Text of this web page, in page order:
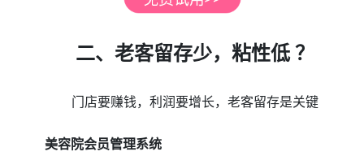
二、老客留存少，粘性低 ？
门店要赚钱，利润要增长，老客留存是关键
美容院会员管理系统